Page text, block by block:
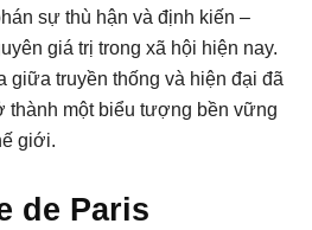
sự thù hận và định kiến –
giá trị trong xã hội hiện nay.
giữa truyền thống và hiện đại đã
thành một biểu tượng bền vững
giới.
de Paris